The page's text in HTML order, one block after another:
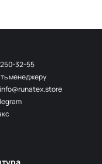
32-55
менеджеру